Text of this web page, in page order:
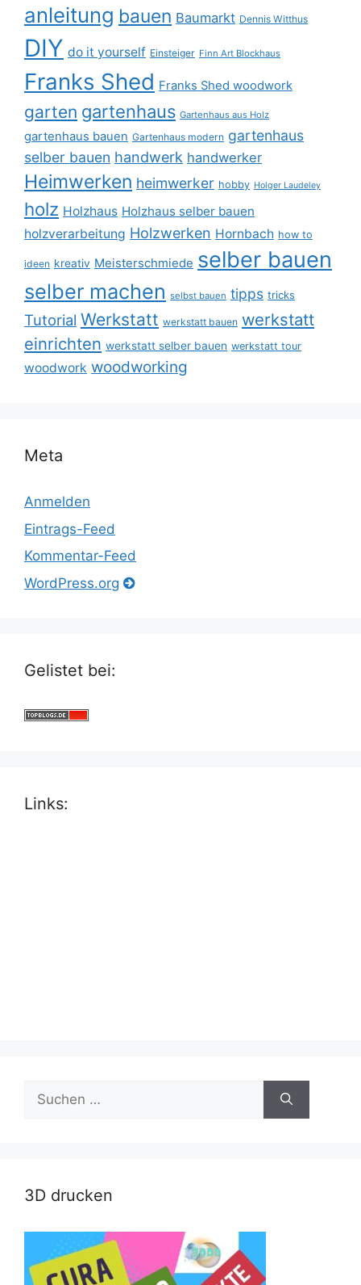
anleitung bauen Baumarkt Dennis Witthus
DIY do it yourself Einsteiger Finn Art Blockhaus
Franks Shed Franks Shed woodwork
garten gartenhaus Gartenhaus aus Holz
gartenhaus bauen Gartenhaus modern gartenhaus
selber bauen handwerk handwerker
Heimwerken heimwerker hobby Holger Laudeley
holz Holzhaus Holzhaus selber bauen
holzverarbeitung Holzwerken Hornbach how to
ideen kreativ Meisterschmiede selber bauen
selber machen selbst bauen tipps tricks
Tutorial Werkstatt werkstatt bauen werkstatt
einrichten werkstatt selber bauen werkstatt tour
woodwork woodworking
Meta
Anmelden
Eintrags-Feed
Kommentar-Feed
WordPress.org
Gelistet bei:
Links:
Suche
nach:
3D drucken